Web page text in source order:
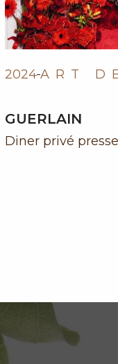
2024 ART
GUERLAIN
Diner privé